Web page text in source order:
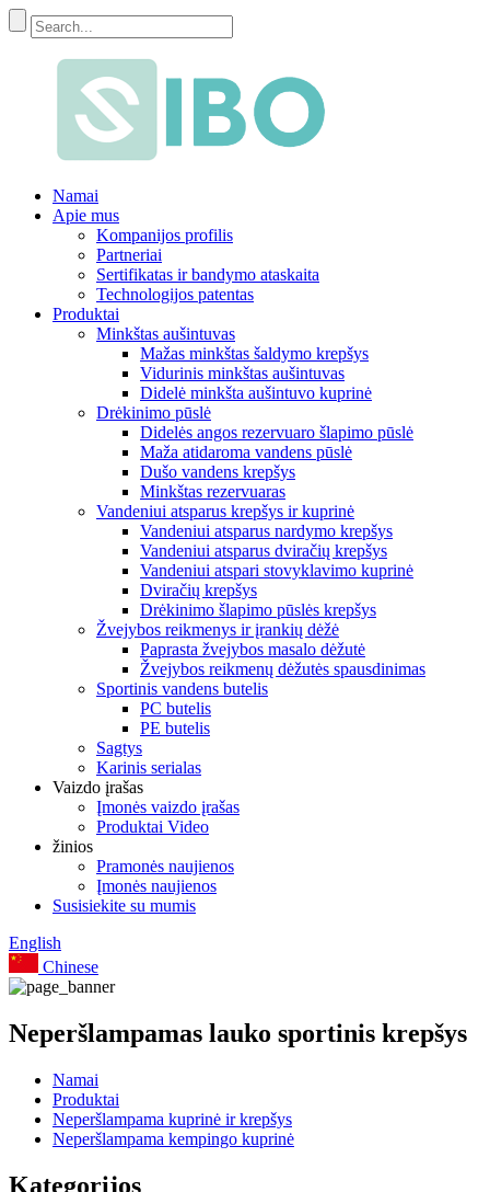
Namai
Apie mus
Kompanijos profilis
Partneriai
Sertifikatas ir bandymo ataskaita
Technologijos patentas
Produktai
Minkštas aušintuvas
Mažas minkštas šaldymo krepšys
Vidurinis minkštas aušintuvas
Didelė minkšta aušintuvo kuprinė
Drėkinimo pūslė
Didelės angos rezervuaro šlapimo pūslė
Maža atidaroma vandens pūslė
Dušo vandens krepšys
Minkštas rezervuaras
Vandeniui atsparus krepšys ir kuprinė
Vandeniui atsparus nardymo krepšys
Vandeniui atsparus dviračių krepšys
Vandeniui atspari stovyklavimo kuprinė
Dviračių krepšys
Drėkinimo šlapimo pūslės krepšys
Žvejybos reikmenys ir įrankių dėžė
Paprasta žvejybos masalo dėžutė
Žvejybos reikmenų dėžutės spausdinimas
Sportinis vandens butelis
PC butelis
PE butelis
Sagtys
Karinis serialas
Vaizdo įrašas
Įmonės vaizdo įrašas
Produktai Video
žinios
Pramonės naujienos
Įmonės naujienos
Susisiekite su mumis
English
Chinese
Neperšlampamas lauko sportinis krepšys
Namai
Produktai
Neperšlampama kuprinė ir krepšys
Neperšlampama kempingo kuprinė
Kategorijos